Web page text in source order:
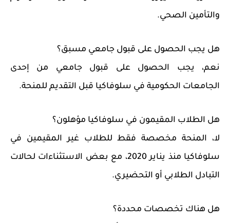
والتأمين الصحي.
هل يجب الحصول على قبول جامعي مسبق؟
نعم، يجب الحصول على قبول جامعي من إحدى
الجامعات الحكومية في سلوفاكيا قبل التقديم للمنحة.
هل الطلاب المقيمون في سلوفاكيا مؤهلون؟
لا، المنحة مخصصة فقط للطلاب غير المقيمين في
سلوفاكيا منذ يناير 2020، مع بعض الاستثناءات لحالات
التبادل الطلابي أو التحضيري.
هل هناك تخصصات محددة؟